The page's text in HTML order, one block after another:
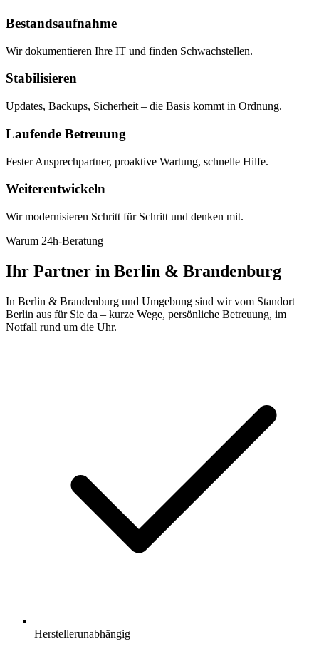
Bestandsaufnahme
Wir dokumentieren Ihre IT und finden Schwachstellen.
Stabilisieren
Updates, Backups, Sicherheit – die Basis kommt in Ordnung.
Laufende Betreuung
Fester Ansprechpartner, proaktive Wartung, schnelle Hilfe.
Weiterentwickeln
Wir modernisieren Schritt für Schritt und denken mit.
Warum 24h-Beratung
Ihr Partner in Berlin & Brandenburg
In Berlin & Brandenburg und Umgebung sind wir vom Standort
Berlin aus für Sie da – kurze Wege, persönliche Betreuung, im
Notfall rund um die Uhr.
Herstellerunabhängig